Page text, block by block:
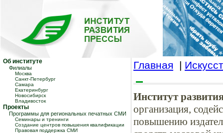
Об институте
Филиалы
Москва
Санкт-Петербург
Самара
Екатеринбург
Новосибирск
Владивосток
Проекты
Программы для региональных печатных СМИ
Семинары и тренинги
Создание центров повышения квалификации
Правовая поддержка СМИ
Главная |
Институт
организация,
повышению